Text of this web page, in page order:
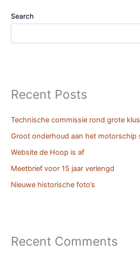
Search
Recent Posts
Technische commissie rond grote
Groot onderhoud aan het motorschip
Website de Hoop is af
Meetbrief voor 15 jaar verlengd
Nieuwe historische foto’s
Recent Comments